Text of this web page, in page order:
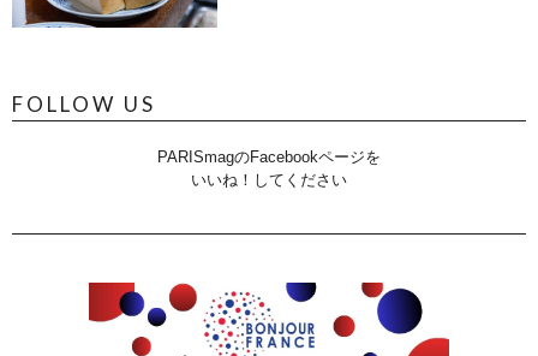
FOLLOW US
PARISmagのFacebookページを
いいね！してください